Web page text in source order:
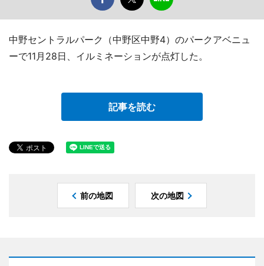
中野セントラルパーク（中野区中野4）のパークアベニュ
ーで11月28日、イルミネーションが点灯した。
記事を読む
前の地図 次の地図